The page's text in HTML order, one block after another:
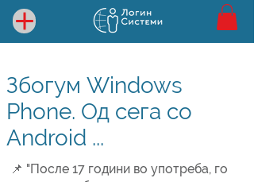
Збогум Windows
Phone. Од сега со
Android ...
📌 "После 17 години во употреба, го